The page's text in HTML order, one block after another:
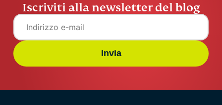
Iscriviti alla newsletter del blog
Invia